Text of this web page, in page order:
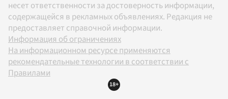
несет ответственности за достоверность информации,
содержащейся в рекламных объявлениях. Редакция не
предоставляет справочной информации.
Информация об ограничениях
На информационном ресурсе применяются
рекомендательные технологии в соответствии с
Правилами
18+